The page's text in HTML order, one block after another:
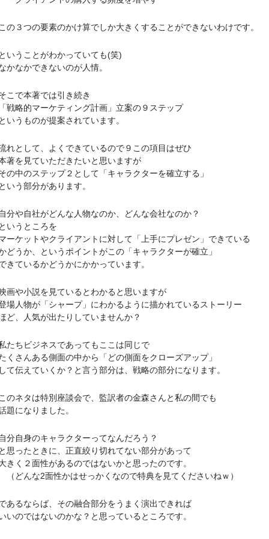
つの要素のかけ算でしか大きくすることができないわけです。
ことがわかっていても(笑)
かできないのが人情。
本著では引き続き
的マーケティング計画」立案の９ステップ
ものが提案されています。
して、よくできているので９この項目はぜひ
見ていただきたいと思いますが
のステップ２として「キャラクターを確立する」
部分があります。
自社がどんな人物なのか、どんな会社なのか？
うところを
ットやクライアントに対して「上手にプレゼン」できている
か、というポイントがこの「キャラクターが確立」
いるかどうかにかかっています。
小説を見ているとわかると思いますが
物が「シャープ」にわかるように描かれているストーリー
人気が出たりしていませんか？
ビジネスであってもここは同じで
んある側面の中から「どの側面をクローズアップ」
えていくか？と言う部分は、戦略の部分になります。
タは特別座談会で、監訳者の金森さんと私の間でも
なりました。
身のキャラクターってなんだろう？
たときに、正直絞り切れてない部分があって
２面性があるのではないかと思ったのです。
な2面性かはせっかくなので特典を見てくださいねｗ）
ならば、その融合部分をうまく演出できれば
ではないのかな？と思っているところです。